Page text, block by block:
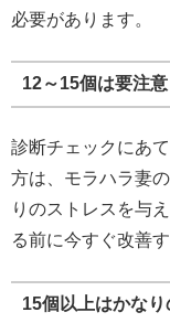
必要があります。
12～15個は要注意
診断チェックにあ
方は、モラハラ妻
りのストレスを与
る前に今すぐ改善
15個以上はかな